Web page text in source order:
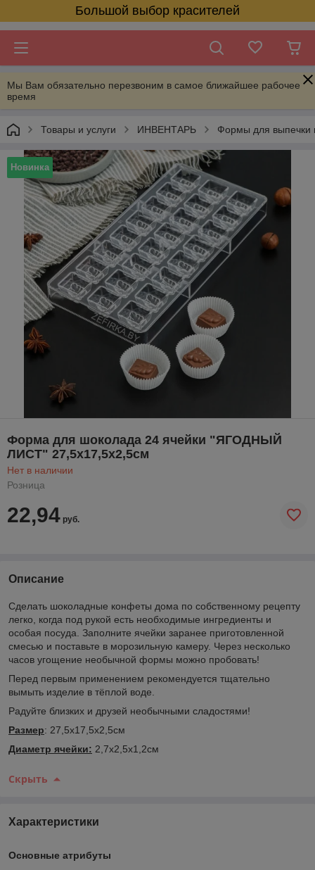
Большой выбор красителей
Мы Вам обязательно перезвоним в самое ближайшее рабочее
время
Товары и услуги ИНВЕНТАРЬ Формы для выпечки
Новинка
Форма для шоколада 24 ячейки "ЯГОДНЫЙ
ЛИСТ" 27,5х17,5х2,5см
Нет в наличии
Розница
22,94 руб.
Описание
Сделать шоколадные конфеты дома по собственному рецепту
легко, когда под рукой есть необходимые ингредиенты и
особая посуда. Заполните ячейки заранее приготовленной
смесью и поставьте в морозильную камеру. Через несколько
часов угощение необычной формы можно пробовать!
Перед первым применением рекомендуется тщательно
вымыть изделие в тёплой воде.
Радуйте близких и друзей необычными сладостями!
Размер: 27,5х17,5х2,5см
Диаметр ячейки: 2,7х2,5х1,2см
Скрыть
Характеристики
Основные атрибуты